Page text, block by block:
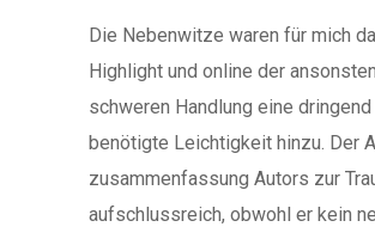
Die Nebenwitze waren für mich
Highlight und online der ansonsten
schweren Handlung eine dringend
benötigte Leichtigkeit hinzu. Der
zusammenfassung Autors zur
aufschlussreich, obwohl er kein